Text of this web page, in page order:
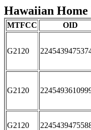
Hawaiian Home
MTFCC OID
G2120
G2120
G2120